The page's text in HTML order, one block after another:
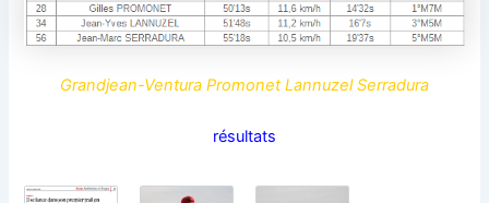
Grandjean-Ventura Promonet Lannuzel Serradura
résultats